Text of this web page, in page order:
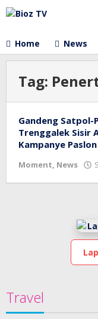
Lewati
ke
Home
News
Tag:
Gandeng Satpol-
Trenggalek Sisir
Kampanye
Moment, News
Travel